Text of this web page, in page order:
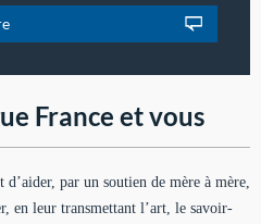
France et vous
par un soutien de mère à mère,
en leur transmettant l’art, le savoir-